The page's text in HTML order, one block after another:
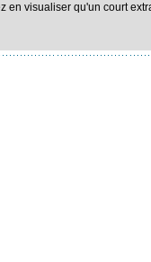
en visualiser qu'un court